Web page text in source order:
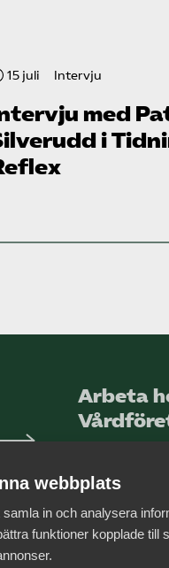
15 juli Intervju
med
i
Arbeta
webbplats
in och analysera
funktioner kopplade till